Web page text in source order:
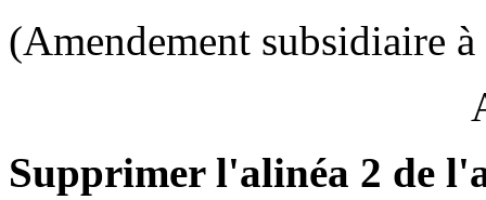
(Amendement subsidiaire
Supprimer l'alinéa 2 de